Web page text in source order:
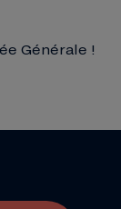
Générale !